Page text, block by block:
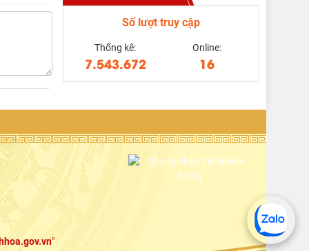
Số lượt truy cập
Thống kê:
7.543.672
Online:
16
"